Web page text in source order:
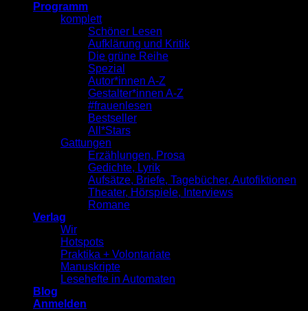
Programm
komplett
Schöner Lesen
Aufklärung und Kritik
Die grüne Reihe
Spezial
Autor*innen A-Z
Gestalter*innen A-Z
#frauenlesen
Bestseller
All*Stars
Gattungen
Erzählungen, Prosa
Gedichte, Lyrik
Aufsätze, Briefe, Tagebücher, Autofiktionen
Theater, Hörspiele, Interviews
Romane
Verlag
Wir
Hotspots
Praktika + Volontariate
Manuskripte
Lesehefte in Automaten
Blog
Anmelden